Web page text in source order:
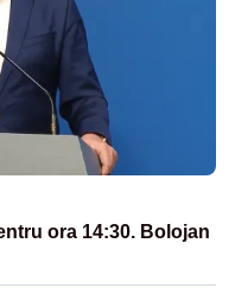
ora 14:30. Bolojan